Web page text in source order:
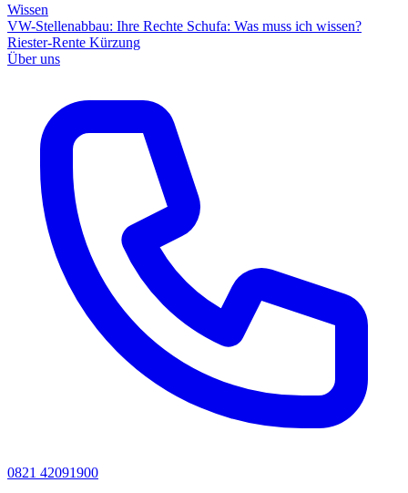
Wissen
VW-Stellenabbau: Ihre Rechte Schufa: Was muss ich wissen?
Riester-Rente Kürzung
Über uns
0821 42091900